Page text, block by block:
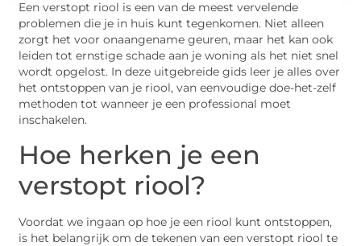
Een verstopt riool is een van de meest vervelende
problemen die je in huis kunt tegenkomen. Niet alleen
zorgt het voor onaangename geuren, maar het kan ook
leiden tot ernstige schade aan je woning als het niet snel
wordt opgelost. In deze uitgebreide gids leer je alles over
het ontstoppen van je riool, van eenvoudige doe-het-zelf
methoden tot wanneer je een professional moet
inschakelen.
Hoe herken je een
verstopt riool?
Voordat we ingaan op hoe je een riool kunt ontstoppen,
is het belangrijk om de tekenen van een verstopt riool te